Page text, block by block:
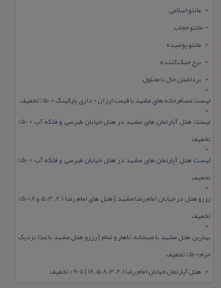
مانتو اسلامی
مانتو حجاب
مانتو پوشیده
برج خنک کننده
برداشتن خال با محلول
لیست مسافرخانه های مشهد با قیمت ارزان + داری پارکینگ + 50% تخفیف
لیست هتل آپارتمان های مشهد در هتل خیابان طبرسی و فلکه آب + 50%
تخفیف
لیست هتل آپارتمان های مشهد در هتل خیابان طبرسی و فلکه آب + 50%
تخفیف
رزرو هتل در خیابان امام رضا مشهد | هتل‌ های امام رضا 1، 2، 3، 5 و 8+50%
تخفیف
بهترین هتل مشهد با صبحانه، ناهار و شام | رزرو هتل مشهد با غذا نزدیک
حرم+50% تخفیف
هتل آپارتمان خیابان امام رضا 1، 2، 3، 5،8 ،16 | تا 90 % تخفیف